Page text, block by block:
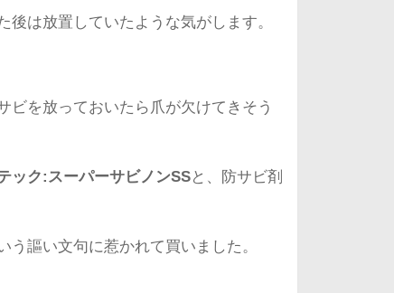
は放置していたような気がします。
ビを放っておいたら爪が欠けてきそう
ック:スーパーサビノンSSと、防サビ剤
う謳い文句に惹かれて買いました。